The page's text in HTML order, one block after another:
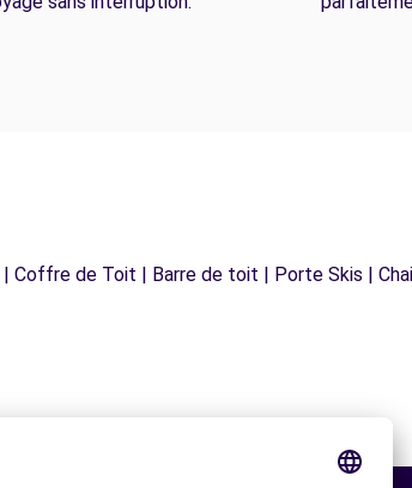
Coffre de Toit | Barre de toit | Porte Skis |